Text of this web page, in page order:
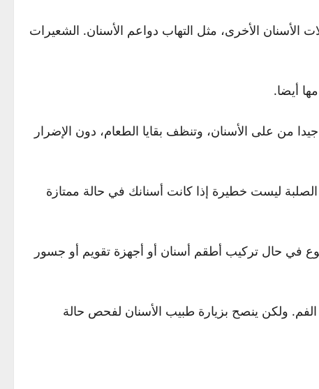
الأسنان الأخرى، مثل التهاب دواعم الأسنان. الشعيرات
أيضا.
من على الأسنان، وتنظف بقايا الطعام، دون الإضرار
الصلبة ليست خطيرة إذا كانت أسنانك في حالة ممتازة
في حال تركيب أطقم أسنان أو أجهزة تقويم أو جسور
ولكن ينصح بزيارة طبيب الأسنان لفحص حالة